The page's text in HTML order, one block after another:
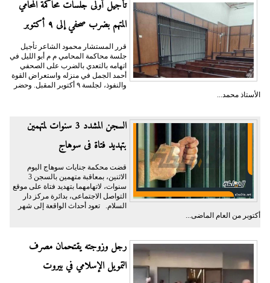
تأجيل أولى جلسات محاكمة المحامي
المتهم بضرب صحفي إلى ٩ أكتوبر
قرر المستشار محمود الشاعر تأجيل
جلسة محاكمة المحامي م م أبو الليل في
اتهامه بالتعدي بالضرب على الصحفي
أحمد الجمل في منزله واستعراض القوة
والنفوذ، لجلسة ٩ أكتوبر المقبل. وحضر
الأستاذ محمد...
السجن المشدد 3 سنوات لمتهمين
بتهديد فتاة فى سوهاج
قضت محكمة جنايات سوهاج اليوم
الاثنين، بمعاقبة متهمين بالسجن 3
سنوات، لاتهامهما بتهديد فتاة على موقع
التواصل الاجتماعى، بدائرة مركز دار
السلام. تعود أحداث الواقعة إلى شهر
أكتوبر من العام الماضى...
رجل وزوجته يقتحمان مصرف
التمويل الإسلامي في بيروت